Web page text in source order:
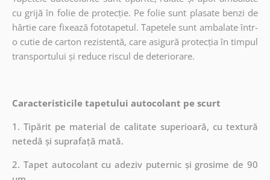
cu grijă în folie de protecție. Pe folie sunt plasate benzi de
hârtie care fixează fototapetul. Tapetele sunt ambalate într-
o cutie de carton rezistentă, care asigură protecția în timpul
transportului și reduce riscul de deteriorare.
Caracteristicile tapetului autocolant pe scurt
1. Tipărit pe material de calitate superioară, cu textură
netedă și suprafață mată.
2. Tapet autocolant cu adeziv puternic și grosime de 90